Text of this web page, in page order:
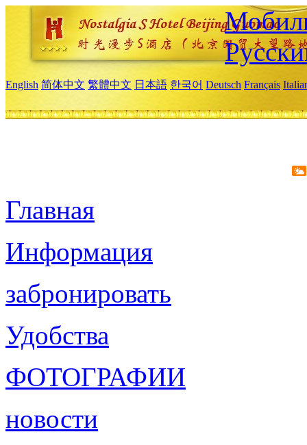
English 简体中文 繁體中文 日本語 한국어 Deutsch Français
Главная
Информация
забронировать
Удобства
ФОТОГРАФИИ
новости